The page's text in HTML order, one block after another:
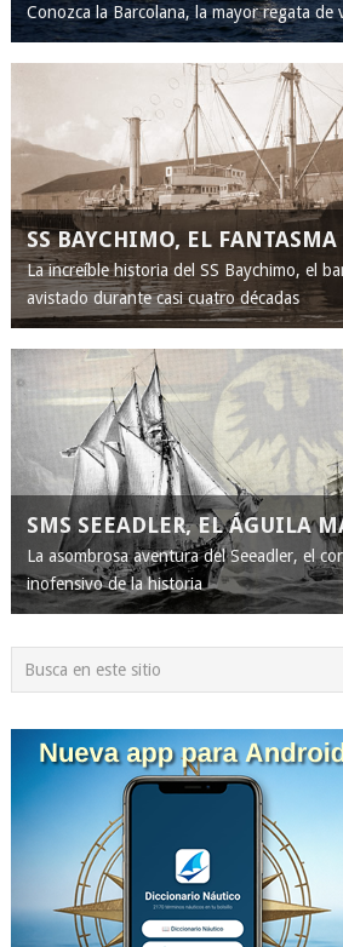
Conozca la Barcolana, la mayor regata de
SS BAYCHIMO, EL
La increíble historia del SS Baychimo, el
avistado durante casi cuatro décadas
SMS SEEADLER, EL ÁGUILA
La asombrosa aventura del Seeadler, el
inofensivo de la historia